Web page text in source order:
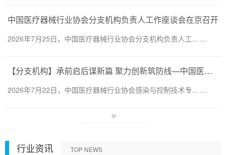
中国医疗器械行业协会分支机构负责人工作座谈会在京召开
2026年7月25日，中国医疗器械行业协会分支机构负责人工... …
【分支机构】承前启后谋新篇 聚力创新筑防线—中国医疗器械行业协会感染与控制技术专业委员会换届会暨第六届第一次会员代表大会圆满召开
2026年7月22日，中国医疗器械行业协会感染与控制技术专... …
行业资讯 TOP NEWS